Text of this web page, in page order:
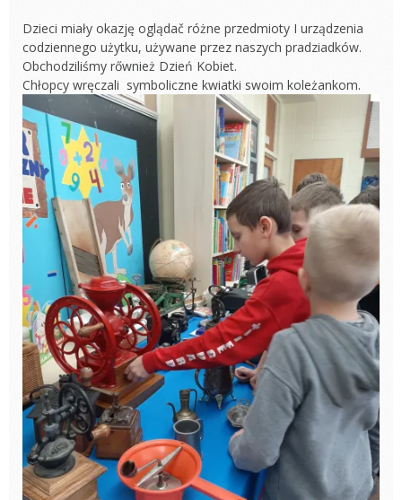
Dzieci miały okazję oglądač różne przedmioty I urządzenia
codziennego użytku, używane przez naszych pradziadków.
Obchodziliśmy rőwnież Dzień Kobiet.
Chłopcy wręczali symboliczne kwiatki swoim koleżankom.